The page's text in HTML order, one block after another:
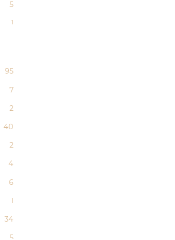
5
1
95
7
2
40
2
4
6
1
34
5